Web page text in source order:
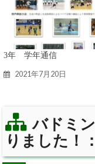
3年 学年通信
2021年7月20日
バドミ
りました！